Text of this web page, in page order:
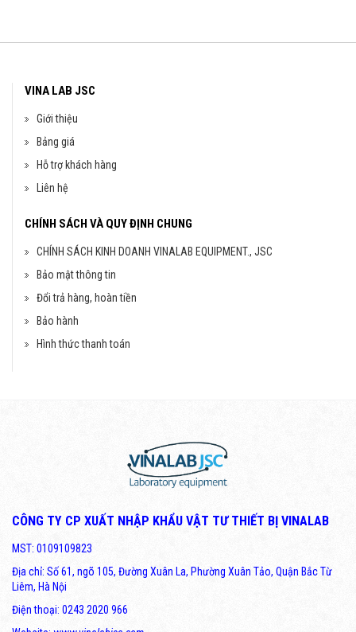
Cân kỹ thuật 3 số TE3003
6,000,000
Máy dập viên TDP-1,5
Liên hệ
VINA LAB JSC
Giới thiệu
Bảng giá
Hỗ trợ khách hàng
Liên hệ
CHÍNH SÁCH VÀ QUY ĐỊNH CHUNG
CHÍNH SÁCH KINH DOANH VINALAB EQUIPMENT., JSC
Bảo mật thông tin
Đổi trả hàng, hoàn tiền
Bảo hành
Hình thức thanh toán
CÔNG TY CP XUẤT NHẬP KHẨU VẬT TƯ THIẾT BỊ VINALAB
MST: 0109109823
Địa chỉ: Số 61, ngõ 105, Đường Xuân La, Phường Xuân Tảo, Quận Bắc Từ
Liêm, Hà Nội
Điện thoại: 0243 2020 966